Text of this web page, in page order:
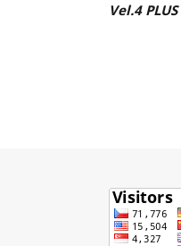
Vel.4 PLUS